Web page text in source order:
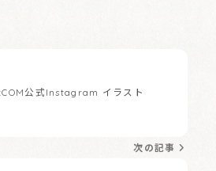
公式Instagram イラスト
次の記事